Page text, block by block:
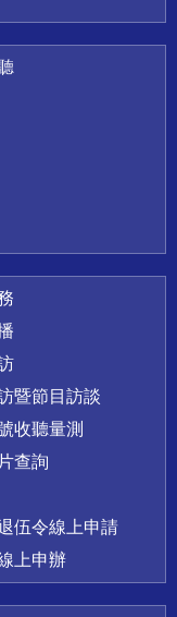
暨節目訪談
收聽量測
查詢
伍令線上申請
上申辦